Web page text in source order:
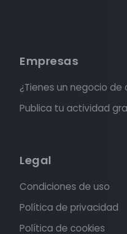
Empresas
¿Tienes un negocio de
Publica tu actividad
Legal
Condiciones de uso
Política de privacidad
Política de cookies